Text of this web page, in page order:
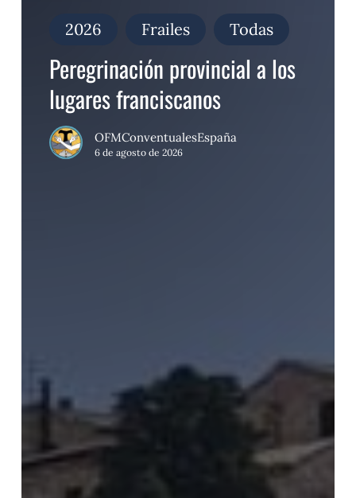
lugares
franciscanos
2026 Frailes Todas
Peregrinación provincial a los
lugares franciscanos
OFMConventualesEspaña
6 de agosto de 2026